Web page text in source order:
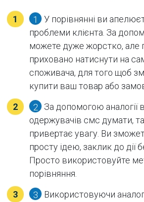
1
У порівнянні ви
проблеми клієнта. За
можете дуже жорстко, але
приховано натиснути на
споживача, для того щоб
купити ваш товар або
2
За допомогою аналогії
одержувачів смс думати,
привертає увагу. Ви
просту ідею, заклик до дії
Просто використовуйте
порівняння.
3
Використовуючи